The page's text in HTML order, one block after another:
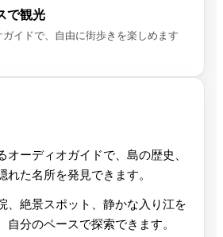
で観光
イドで、自由に街歩きを楽しめます
オーディオガイドで、島の歴史、
れた名所を発見できます。
、絶景スポット、静かな入り江を
自分のペースで探索できます。